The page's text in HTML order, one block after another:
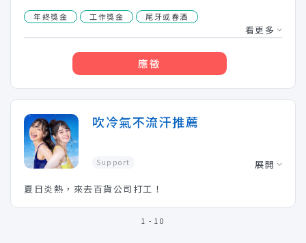
年終獎金 工作獎金 尾牙或春酒
看更多
應徵
吹冷氣不流汗推薦
展開
Support
夏日炎熱，來去百貨公司打工！
1 - 10